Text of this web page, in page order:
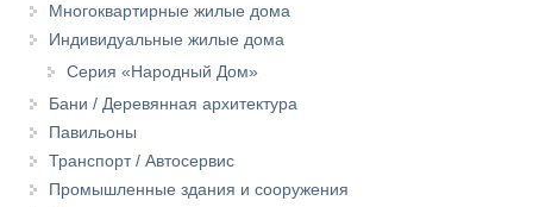
Многоквартирные жилые дома
Индивидуальные жилые дома
Серия «Народный Дом»
Бани / Деревянная архитектура
Павильоны
Транспорт / Автосервис
Промышленные здания и сооружения